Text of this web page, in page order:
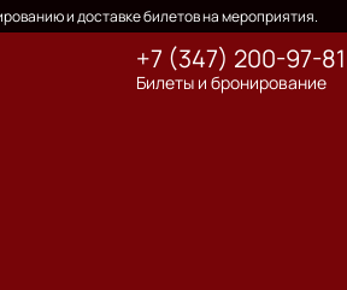
и доставке билетов на мероприятия.
+7 (347) 200-97-81
Билеты и бронирование